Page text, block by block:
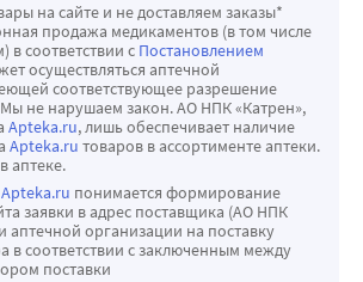
на сайте и не доставляем заказы*
продажа медикаментов (в том числе
в соответствии с Постановлением
осуществляться аптечной
соответствующее разрешение
не нарушаем закон. АО НПК «Катрен»,
Apteka.ru, лишь обеспечивает наличие
Apteka.ru товаров в ассортименте аптеки.
аптеке.
Apteka.ru понимается формирование
заявки в адрес поставщика (АО НПК
аптечной организации на поставку
в соответствии с заключенным между
поставки